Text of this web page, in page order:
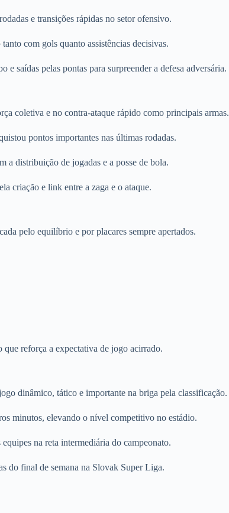
e transições rápidas no setor ofensivo.
com gols quanto assistências decisivas.
saídas pelas pontas para surpreender a defesa adversária.
coletiva e no contra-ataque rápido como principais armas.
pontos importantes nas últimas rodadas.
a distribuição de jogadas e a posse de bola.
criação e link entre a zaga e o ataque.
pelo equilíbrio e por placares sempre apertados.
reforça a expectativa de jogo acirrado.
dinâmico, tático e importante na briga pela classificação.
minutos, elevando o nível competitivo no estádio.
na reta intermediária do campeonato.
do final de semana na Slovak Super Liga.